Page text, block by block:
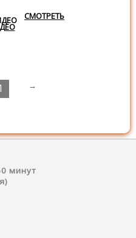
СМОТРЕТЬ
→
минут